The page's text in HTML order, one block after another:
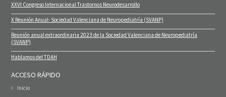
XXVI Congreso Internacional Trastornos Neurodesarrollo
X Reunión Anual- Sociedad Valenciana de Neuropediatría (SVANP)
Reunión anual extraordinaria 2023 de la Sociedad Valenciana de Neuropediatría
(SVANP)
Hablamos del TDAH
ACCESO RÁPIDO
Inicio